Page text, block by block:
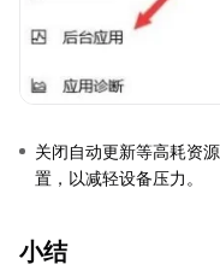
关闭自动更新等高耗资
置，以减轻设备压力。
小结